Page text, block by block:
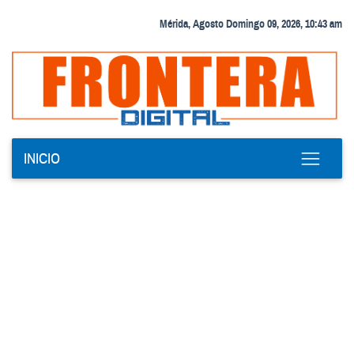
Mérida, Agosto Domingo 09, 2026, 10:43 am
INICIO